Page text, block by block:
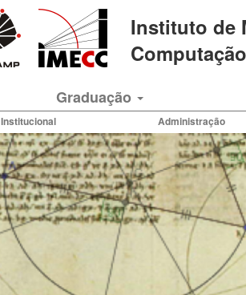
Instituto de
Graduação
Institucional Administração